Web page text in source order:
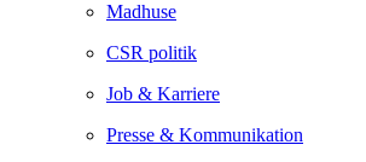
Madhuse
CSR politik
Job & Karriere
Presse & Kommunikation